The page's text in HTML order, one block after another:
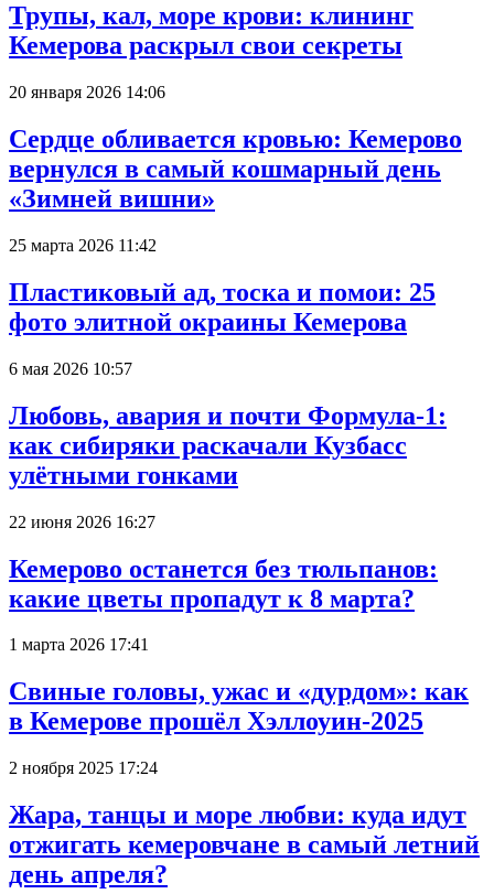
Трупы, кал, море крови: клининг
Кемерова раскрыл свои секреты
20 января 2026 14:06
Сердце обливается кровью: Кемерово
вернулся в самый кошмарный день
«Зимней вишни»
25 марта 2026 11:42
Пластиковый ад, тоска и помои: 25
фото элитной окраины Кемерова
6 мая 2026 10:57
Любовь, авария и почти Формула-1:
как сибиряки раскачали Кузбасс
улётными гонками
22 июня 2026 16:27
Кемерово останется без тюльпанов:
какие цветы пропадут к 8 марта?
1 марта 2026 17:41
Свиные головы, ужас и «дурдом»: как
в Кемерове прошёл Хэллоуин-2025
2 ноября 2025 17:24
Жара, танцы и море любви: куда идут
отжигать кемеровчане в самый летний
день апреля?